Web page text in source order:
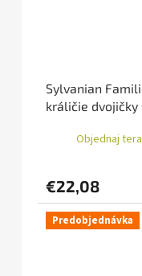
Sylvanian
králičie dvojičky
Objednaj
€22,08
Predobjednávka